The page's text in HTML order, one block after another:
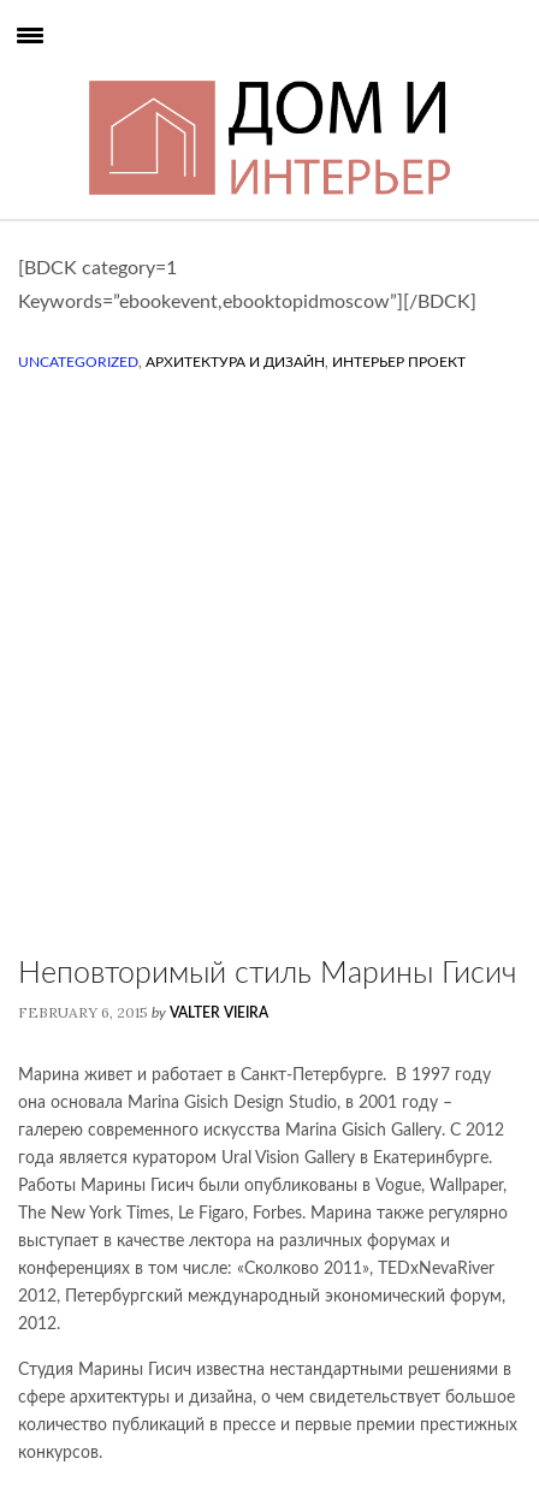
[BDCK category=1
Keywords=”ebookevent,ebooktopidmoscow”][/BDCK]
UNCATEGORIZED, АРХИТЕКТУРА И ДИЗАЙН, ИНТЕРЬЕР ПРОЕКТ
Неповторимый стиль Марины Гисич
FEBRUARY 6, 2015 by VALTER VIEIRA
Марина живет и работает в Санкт-Петербурге. В 1997 году
она основала Marina Gisich Design Studio, в 2001 году –
галерею современного искусства Marina Gisich Gallery. С 2012
года является куратором Ural Vision Gallery в Екатеринбурге.
Работы Марины Гисич были опубликованы в Vogue, Wallpaper,
The New York Times, Le Figaro, Forbes. Марина также регулярно
выступает в качестве лектора на различных форумах и
конференциях в том числе: «Сколково 2011», TEDxNevaRiver
2012, Петербургский международный экономический форум,
2012.
Студия Марины Гисич известна нестандартными решениями в
сфере архитектуры и дизайна, о чем свидетельствует большое
количество публикаций в прессе и первые премии престижных
конкурсов.